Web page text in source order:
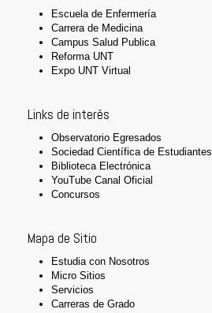
Escuela de Enfermería
Carrera de Medicina
Campus Salud Publica
Reforma UNT
Expo UNT Virtual
Links de interés
Observatorio Egresados
Sociedad Científica de Estudiantes
Biblioteca Electrónica
YouTube Canal Oficial
Concursos
Mapa de Sitio
Estudia con Nosotros
Micro Sitios
Servicios
Carreras de Grado